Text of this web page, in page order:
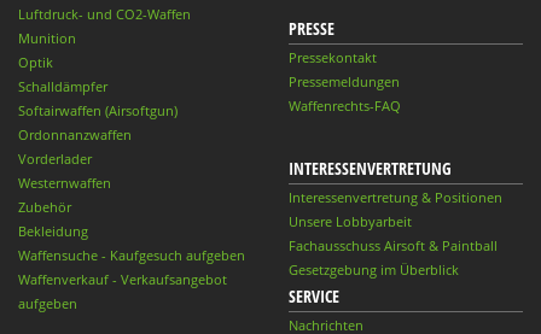
Luftdruck- und CO2-Waffen
Munition
Optik
Schalldämpfer
Softairwaffen (Airsoftgun)
Ordonnanzwaffen
Vorderlader
Westernwaffen
Zubehör
Bekleidung
Waffensuche - Kaufgesuch aufgeben
Waffenverkauf - Verkaufsangebot
aufgeben
PRESSE
Pressekontakt
Pressemeldungen
Waffenrechts-FAQ
INTERESSENVERTRETUNG
Interessenvertretung & Positionen
Unsere Lobbyarbeit
Fachausschuss Airsoft & Paintball
Gesetzgebung im Überblick
SERVICE
Nachrichten